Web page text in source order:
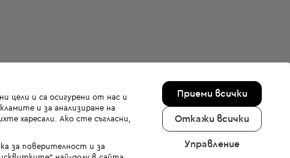
цели и са осигурени от нас и
и за анализиране на
харесали. Ако сте съгласни,
за поверителност и за
Приеми всички
Откажи всички
Управление